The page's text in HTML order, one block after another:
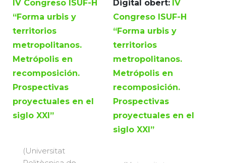
IV Congreso ISUF-H
“Forma urbis y
territorios
metropolitanos.
Metrópolis en
recomposición.
Prospectivas
proyectuales en el
siglo XXI”
(Universitat
Digital obert: IV
Congreso ISUF-H
“Forma urbis y
territorios
metropolitanos.
Metrópolis en
recomposición.
Prospectivas
proyectuales en el
siglo XXI”